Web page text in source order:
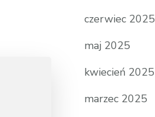
czerwiec 2025
maj 2025
kwiecień 2025
marzec 2025